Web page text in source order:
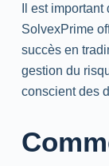
Il est
SolvexPrime
succès en
gestion du
conscient des